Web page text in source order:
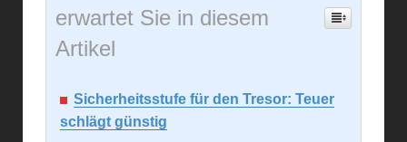
erwartet Sie in diesem
Artikel
Sicherheitsstufe für den Tresor: Teuer
schlägt günstig